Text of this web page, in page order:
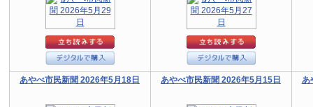
あやべ市民新聞 2026年5月18日 あやべ市民新聞 2026年5月15日 あ